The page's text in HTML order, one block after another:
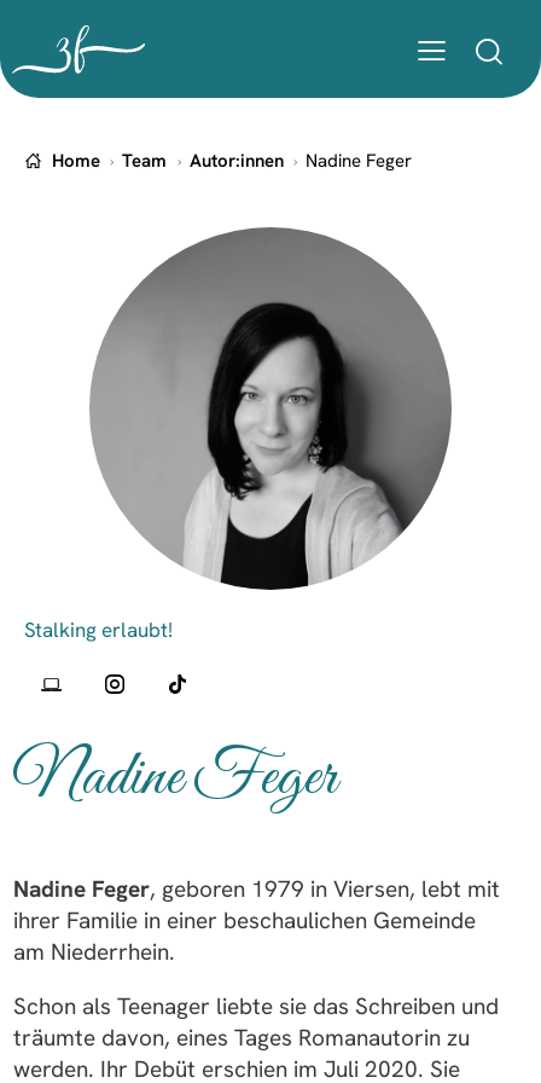
Home Team Autor:innen Nadine Feger
Nadine Feger
Nadine Feger, geboren 1979 in Viersen, lebt mit
ihrer Familie in einer beschaulichen Gemeinde
am Niederrhein.
Schon als Teenager liebte sie das Schreiben und
träumte davon, eines Tages Romanautorin zu
werden. Ihr Debüt erschien im Juli 2020. Sie